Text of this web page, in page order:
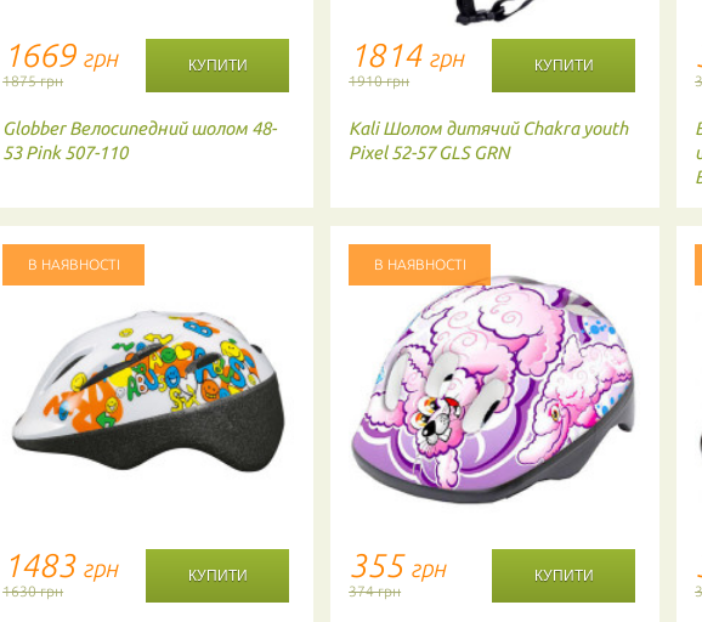
1669 грн
1875 грн
Globber Велосипедний шолом 48-
53 Pink 507-110
В НАЯВНОСТІ
1483 грн
1630 грн
1814 грн
1910 грн
Kali Шолом дитячий Chakra youth
Pixel 52-57 GLS GRN
В НАЯВНОСТІ
355 грн
374 грн